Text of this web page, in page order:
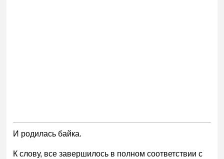
И родилась байка.
К слову, все завершилось в полном соответствии с